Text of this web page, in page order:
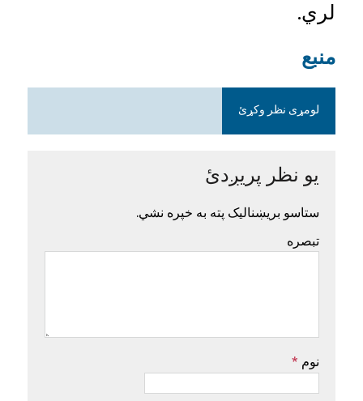
لري.
منبع
لومړی نظر وکړئ
یو نظر پریږدئ
ستاسو بریښنالیک پته به خپره نشي.
تبصره
نوم *